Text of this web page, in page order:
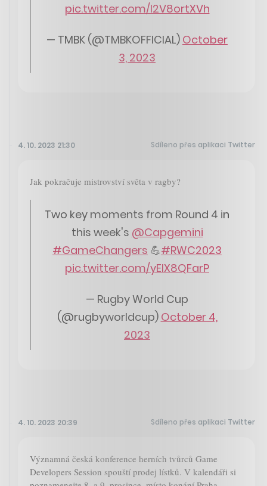
pic.twitter.com/l2V8ortXVh
— TMBK (@TMBKOFFICIAL) October
3, 2023
4. 10. 2023 21:30 Sdíleno přes aplikaci Twitter
Jak pokračuje mistrovství světa v ragby?
Two key moments from Round 4 in
this week's @Capgemini
#GameChangers 💪#RWC2023
pic.twitter.com/yEIX8QFarP
— Rugby World Cup
(@rugbyworldcup) October 4,
2023
4. 10. 2023 20:39 Sdíleno přes aplikaci Twitter
Významná česká konference herních tvůrců Game
Developers Session spouští prodej lístků. V kalendáři si